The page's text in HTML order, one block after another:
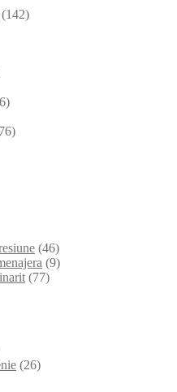
(142)
(46)
(9)
(77)
(26)